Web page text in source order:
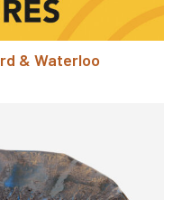
& Waterloo